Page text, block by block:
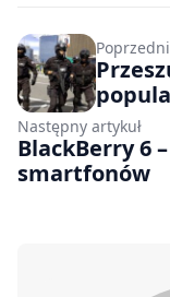
Następny artykuł
BlackBerry 6
smartfonów